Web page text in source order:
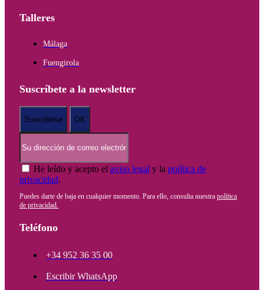
Talleres
Málaga
Fuengirola
Suscríbete a la newsletter
He leído y acepto el aviso legal y la política de
privacidad.
Puedes darte de baja en cualquier momento. Para ello, consulta nuestra política
de privacidad.
Teléfono
+34 952 36 35 00
Escribir WhatsApp